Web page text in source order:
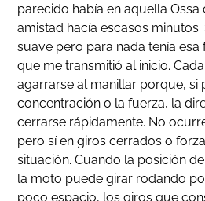
parecido había en aquella
amistad hacía escasos
suave pero para nada tenía
que me transmitió al inicio.
agarrarse al manillar porque, si
concentración o la fuerza, la
cerrarse rápidamente. No
pero sí en giros cerrados o
situación. Cuando la posición
la moto puede girar rodando
poco espacio, los giros que